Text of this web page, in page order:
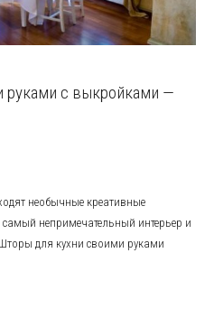
руками с выкройками —
необычные креативные
непримечательный интерьер и
для кухни своими руками